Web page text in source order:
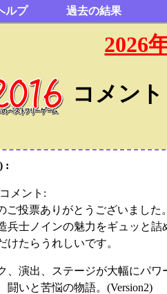
ルプ 過去の結果
2026
コメント
:
メント:
ご投票ありがとうございまし
兵士ノインの魅力をギュッと
けたらうれしいです。
、演出、ステージが大幅にパ
闘いと苦悩の物語。(Version2)